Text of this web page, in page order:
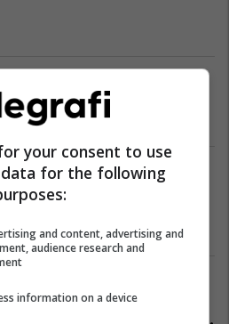
te Man United për Sanchon
League 26/08/2024
do të kursejë 55 milionë
nëse shesin tre yjet e saj që
League 21/08/2024
tjerë stërviten veçmas”,
your consent to use
for the following
and content, advertising and
audience research and
information on a device